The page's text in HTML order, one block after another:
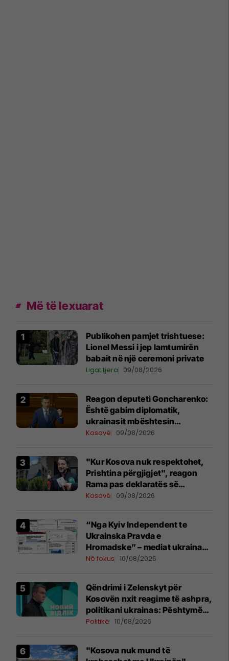
Më të lexuarat
Publikohen pamjet trishtuese:
Lionel Messi i jep lamtumirën
babait në një ceremoni private
Ligat tjera 09/08/2026
Reagon deputeti Goncharenko:
Është gabim diplomatik,
ukrainasit mbështesin
pavarësinë e Kosovës
Kosovë 09/08/2026
"Kur Kosova nuk respektohet,
Prishtina përgjigjet", reagon
Rama pas deklaratës së
Zelenskyt në Beograd
Kosovë 09/08/2026
“Nga Kyiv Independent te
Ukrainska Pravda e
Hromadske” – mediat ukrainase
shkruajnë për reagimin e
Në fokus 10/08/2026
Qëndrimi i Zelenskyt për
Kosovën nxit reagime të ashpra,
politikani ukrainas: Pështymë
në fytyrën e një vendi mik
Politikë 10/08/2026
"Kosova nuk mund të